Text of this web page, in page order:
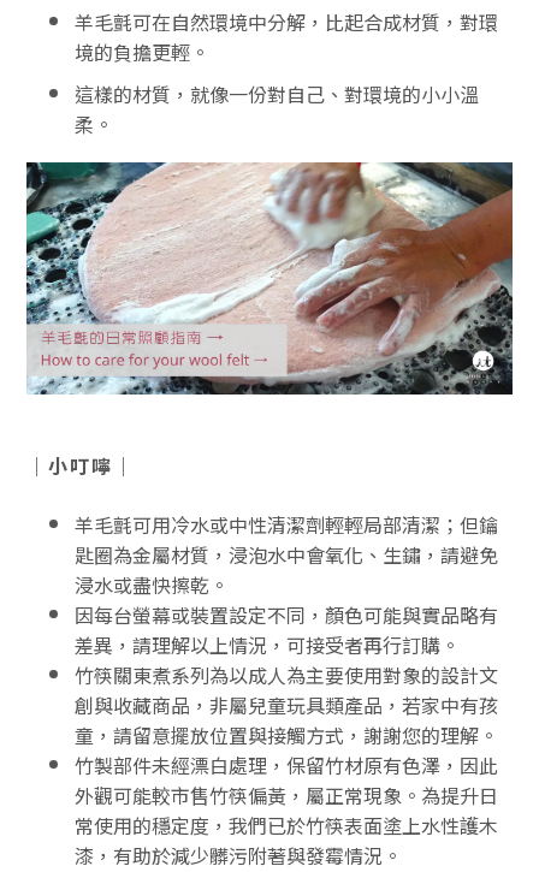
羊毛氈可在自然環境中分解，比起合成材質，對環
境的負擔更輕。
這樣的材質，就像一份對自己、對環境的小小溫
柔。
｜小叮嚀｜
羊毛氈可用冷水或中性清潔劑輕輕局部清潔；但鑰
匙圈為金屬材質，浸泡水中會氧化、生鏽，請避免
浸水或盡快擦乾。
因每台螢幕或裝置設定不同，顏色可能與實品略有
差異，請理解以上情況，可接受者再行訂購。
竹筷關東煮系列為以成人為主要使用對象的設計文
創與收藏商品，非屬兒童玩具類產品，若家中有孩
童，請留意擺放位置與接觸方式，謝謝您的理解。
竹製部件未經漂白處理，保留竹材原有色澤，因此
外觀可能較市售竹筷偏黃，屬正常現象。為提升日
常使用的穩定度，我們已於竹筷表面塗上水性護木
漆，有助於減少髒污附著與發霉情況。